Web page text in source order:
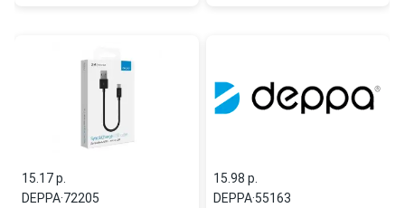
15.17 p.
DEPPA·72205
15.98 p.
DEPPA·55163